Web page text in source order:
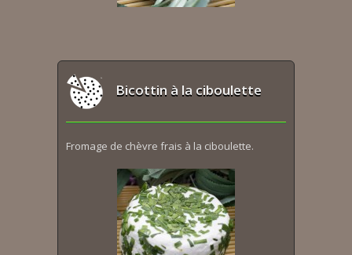
Bicottin à la ciboulette
Fromage de chèvre frais à la ciboulette.